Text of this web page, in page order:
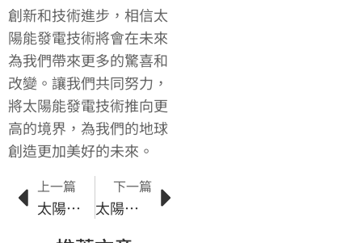
創新和技術進步，相信太
陽能發電技術將會在未來
為我們帶來更多的驚喜和
改變。讓我們共同努力，
將太陽能發電技術推向更
高的境界，為我們的地球
創造更加美好的未來。
上一篇
太陽能供應介紹：為什麼它是未來的能源之選
下一篇
太陽能系統保養與維護：關鍵步驟與注意事項